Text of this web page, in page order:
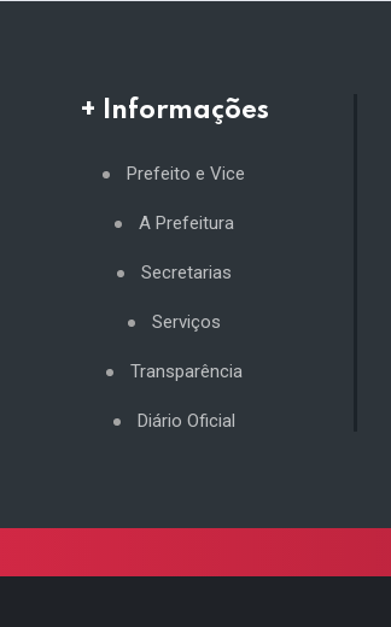
+ Informações
Prefeito e Vice
A Prefeitura
Secretarias
Serviços
Transparência
Diário Oficial